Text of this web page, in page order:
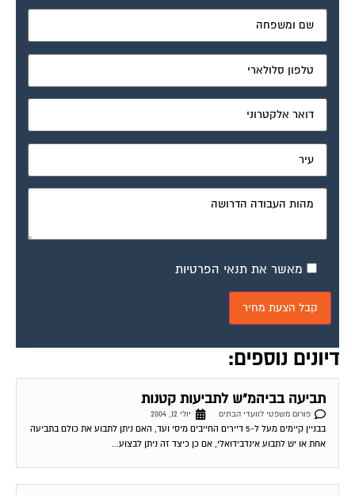
מאשר את תנאי הפרטיות
דיונים נוספים:
תביעה בביהמ"ש לתביעות קטנות
פורום משפטי לוועדי הבתים
יולי 12, 2004
בבניין קיימים מעל ל-5 דיירים החייבים מיסי ועד, האם ניתן לתבוע את כולם בתביעה
אחת או יש לתבוע אינדבידואלי, אם כן כיצד זה ניתן לבצוע...